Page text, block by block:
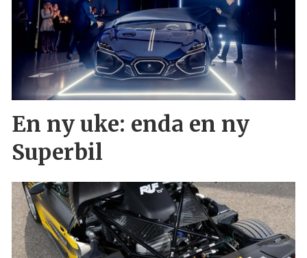
En ny uke: enda en ny
Superbil